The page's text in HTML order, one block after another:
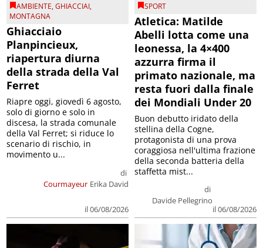
AMBIENTE,GHIACCIAI,
MONTAGNA
Ghiacciaio
Planpincieux,
riapertura diurna
della strada della Val
Ferret
Courmayeur
di
Erika David
il 06/08/2026
Riapre oggi, giovedì 6 agosto,
solo di giorno e solo in
discesa, la strada comunale
della Val Ferret; si riduce lo
scenario di rischio, in
movimento u...
SPORT
Atletica: Matilde
Abelli lotta come una
leonessa, la 4×400
azzurra firma il
primato nazionale, ma
resta fuori dalla finale
dei Mondiali Under 20
di
Davide Pellegrino
il 06/08/2026
Buon debutto iridato della
stellina della Cogne,
protagonista di una prova
coraggiosa nell'ultima frazione
della seconda batteria della
staffetta mist...